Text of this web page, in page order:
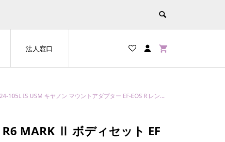
法人窓口
キヤノン マウントアダプター EF-EOS R レンズ保護フィルター ×2
MARK Ⅱ ボディセット EF